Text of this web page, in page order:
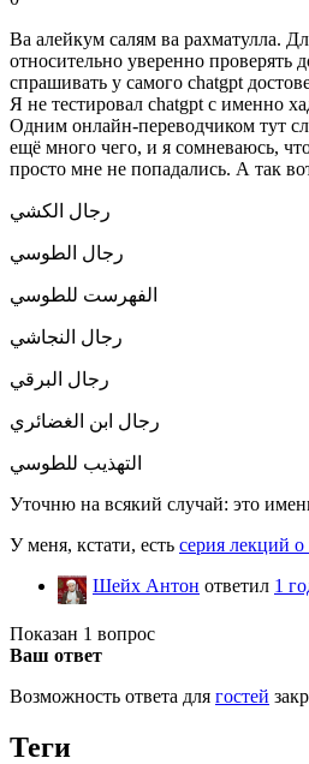
Ва алейкум салям ва рахматулла.
относительно уверенно проверять
спрашивать у самого chatgpt
Я не тестировал chatgpt с именно
Одним онлайн-переводчиком тут
ещё много чего, и я сомневаюсь,
просто мне не попадались. А так
رجال الكشي
رجال الطوسي
الفهرست للطوسي
رجال النجاشي
رجال البرقي
رجال ابن الغضائري
التهذيب للطوسي
Уточню на всякий случай: это
У меня, кстати, есть серия лекций
Шейх Антон ответил 1
Показан 1 вопрос
Ваш ответ
Возможность ответа для гостей
Теги